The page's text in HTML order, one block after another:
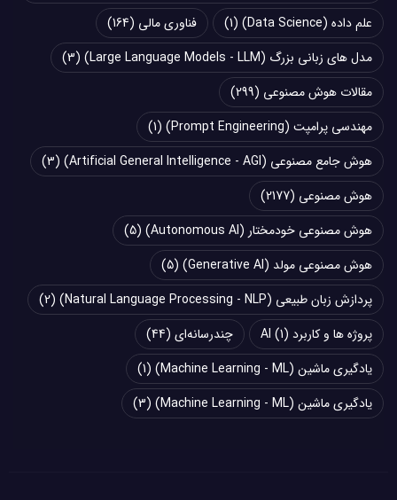
علم داده (Data Science)
(1) فناوری مالی (164)
مدل های زبانی بزرگ (Large Language Models - LLM)
(3)
مقالات هوش مصنوعی (299)
مهندسی پرامپت (Prompt Engineering)
(1)
هوش جامع مصنوعی (Artificial General Intelligence - AGI)
(3)
هوش مصنوعی (2177)
هوش مصنوعی خودمختار (Autonomous AI)
(5)
هوش مصنوعی مولد (Generative AI)
(5)
پردازش زبان طبیعی (Natural Language Processing - NLP)
(2)
پروژه ها و کاربرد AI (1) چند‌‌رسانه‌ای (44)
یادگیری ماشین (Machine Learning - ML)
(1)
یادگیری ماشین (Machine Learning - ML)
(3)